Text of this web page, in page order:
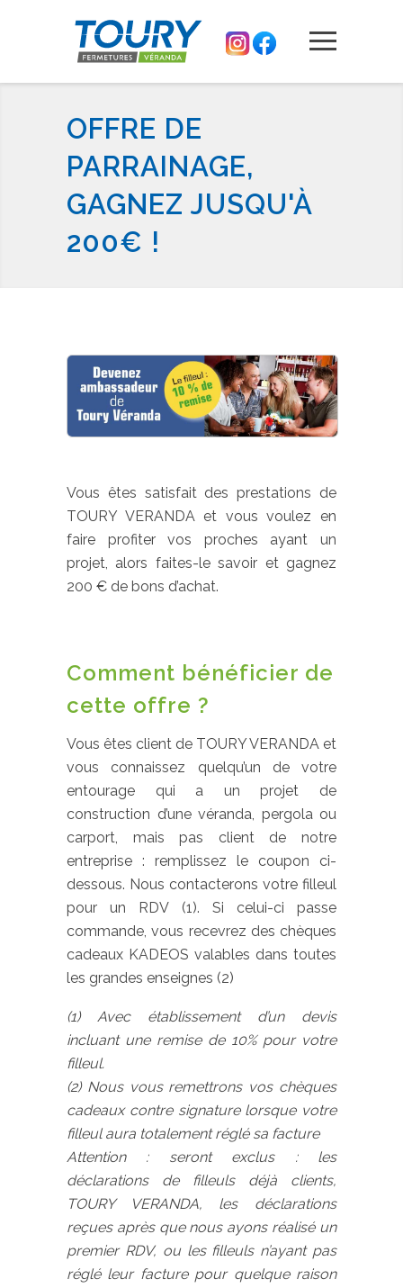
OFFRE DE
PARRAINAGE,
GAGNEZ JUSQU'À
200€ !
Vous êtes satisfait des prestations de
TOURY VERANDA et vous voulez en
faire profiter vos proches ayant un
projet, alors faites-le savoir et gagnez
200 € de bons d’achat.
Comment bénéficier de
cette offre ?
Vous êtes client de TOURY VERANDA et
vous connaissez quelqu’un de votre
entourage qui a un projet de
construction d’une véranda, pergola ou
carport, mais pas client de notre
entreprise : remplissez le coupon ci-
dessous. Nous contacterons votre filleul
pour un RDV (1). Si celui-ci passe
commande, vous recevrez des chèques
cadeaux KADEOS valables dans toutes
les grandes enseignes (2)
(1) Avec établissement d’un devis
incluant une remise de 10% pour votre
filleul.
(2) Nous vous remettrons vos chèques
cadeaux contre signature lorsque votre
filleul aura totalement réglé sa facture
Attention : seront exclus : les
déclarations de filleuls déjà clients,
TOURY VERANDA, les déclarations
reçues après que nous ayons réalisé un
premier RDV, ou les filleuls n’ayant pas
réglé leur facture pour quelque raison